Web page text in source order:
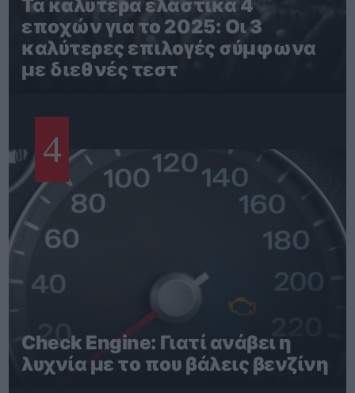
Τα καλύτερα ελαστικά 4
εποχών για το 2025: Οι 3
καλύτερες επιλογές σύμφωνα
με διεθνές τεστ
4
Check Engine: Γιατί ανάβει η
λυχνία με το που βάλεις βενζίνη